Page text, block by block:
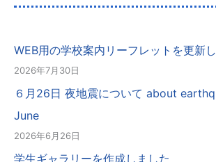
WEB用の学校案内リーフレットを更新
2026年7月30日
６月26日 夜地震について about
June
2026年6月26日
学生ギャラリーを作成しました